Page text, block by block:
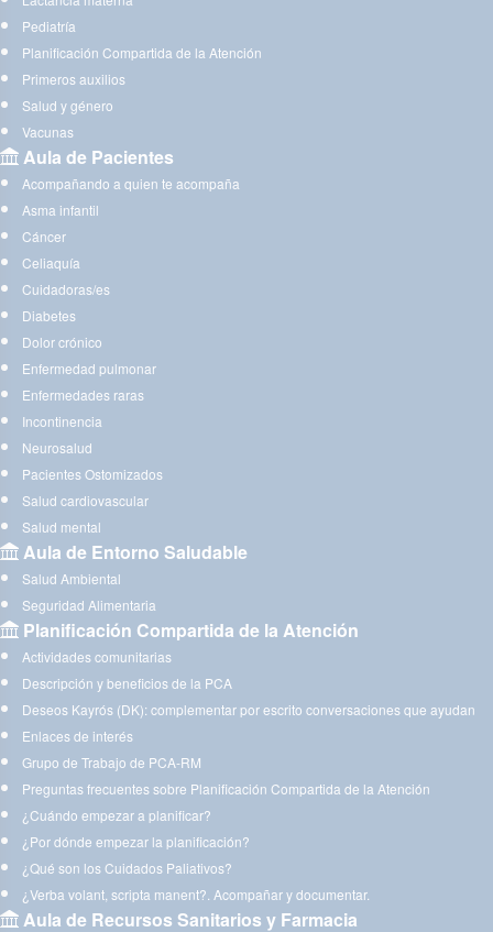
Pediatría
Planificación Compartida de la Atención
Primeros auxilios
Salud y género
Vacunas
Aula de Pacientes
Acompañando a quien te acompaña
Asma infantil
Cáncer
Celiaquía
Cuidadoras/es
Diabetes
Dolor crónico
Enfermedad pulmonar
Enfermedades raras
Incontinencia
Neurosalud
Pacientes Ostomizados
Salud cardiovascular
Salud mental
Aula de Entorno Saludable
Salud Ambiental
Seguridad Alimentaria
Planificación Compartida de la Atención
Actividades comunitarias
Descripción y beneficios de la PCA
Deseos Kayrós (DK): complementar por escrito conversaciones que ayudan
Enlaces de interés
Grupo de Trabajo de PCA-RM
Preguntas frecuentes sobre Planificación Compartida de la Atención
¿Cuándo empezar a planificar?
¿Por dónde empezar la planificación?
¿Qué son los Cuidados Paliativos?
¿Verba volant, scripta manent?. Acompañar y documentar.
Aula de Recursos Sanitarios y Farmacia